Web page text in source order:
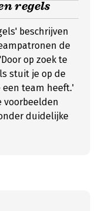
regels
beschrijven
de
op zoek te
stuit je op de
een team heeft.'
voorbeelden
duidelijke